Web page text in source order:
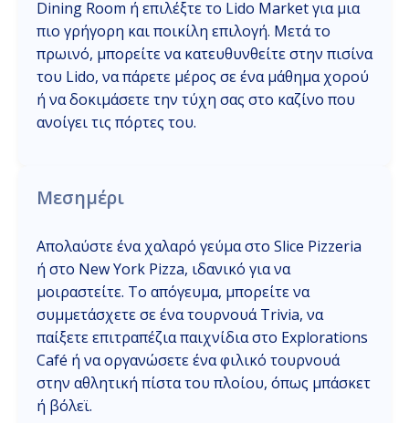
Dining Room ή επιλέξτε το Lido Market για μια
πιο γρήγορη και ποικίλη επιλογή. Μετά το
πρωινό, μπορείτε να κατευθυνθείτε στην πισίνα
του Lido, να πάρετε μέρος σε ένα μάθημα χορού
ή να δοκιμάσετε την τύχη σας στο καζίνο που
ανοίγει τις πόρτες του.
Μεσημέρι
Απολαύστε ένα χαλαρό γεύμα στο Slice Pizzeria
ή στο New York Pizza, ιδανικό για να
μοιραστείτε. Το απόγευμα, μπορείτε να
συμμετάσχετε σε ένα τουρνουά Trivia, να
παίξετε επιτραπέζια παιχνίδια στο Explorations
Café ή να οργανώσετε ένα φιλικό τουρνουά
στην αθλητική πίστα του πλοίου, όπως μπάσκετ
ή βόλεϊ.